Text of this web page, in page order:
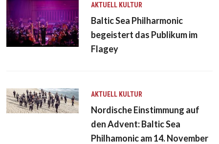
AKTUELL KULTUR
Baltic Sea Philharmonic
begeistert das Publikum im
Flagey
AKTUELL KULTUR
Nordische Einstimmung auf
den Advent: Baltic Sea
Philhamonic am 14. November